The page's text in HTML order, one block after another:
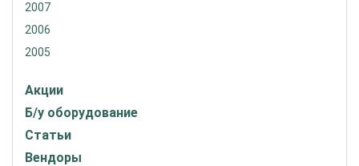
2007
2006
2005
Акции
Б/у оборудование
Статьи
Вендоры